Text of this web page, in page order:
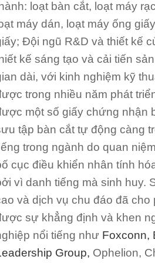
loạt bàn cắt, loạt máy
máy dán, loạt máy ống
Đội ngũ R&D và thiết kế
kế sáng tạo và cải tiến
dài, với kinh nghiệm kỹ
trong nhiều năm phát
một số giấy chứng nhận
tập bàn cắt tự động càng
trong ngành do quan
cục điều khiển nhân tính
vì danh tiếng mà sinh huy.
và dịch vụ chu đáo đã cho
sự khẳng định và khen
nổi tiếng như Foxconn,
Group, Ophelion,